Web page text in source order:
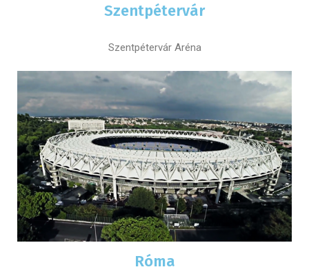
Szentpétervár
Szentpétervár Aréna
Róma